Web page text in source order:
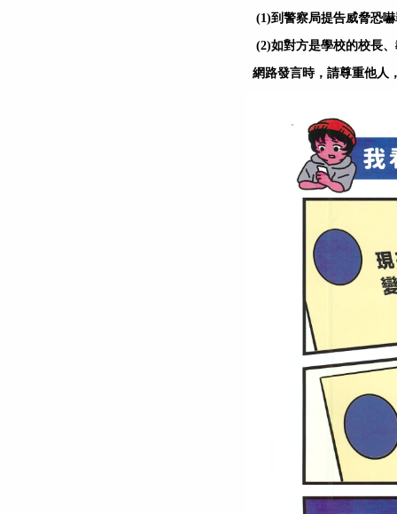
(1)到警察局提告威脅恐
(2)如對方是學校的校長
網路發言時，請尊重他人